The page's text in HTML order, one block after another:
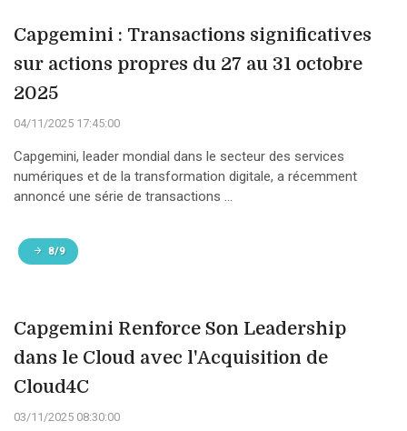
Capgemini : Transactions significatives
sur actions propres du 27 au 31 octobre
2025
04/11/2025 17:45:00
Capgemini, leader mondial dans le secteur des services
numériques et de la transformation digitale, a récemment
annoncé une série de transactions ...
8/9
Capgemini Renforce Son Leadership
dans le Cloud avec l'Acquisition de
Cloud4C
03/11/2025 08:30:00